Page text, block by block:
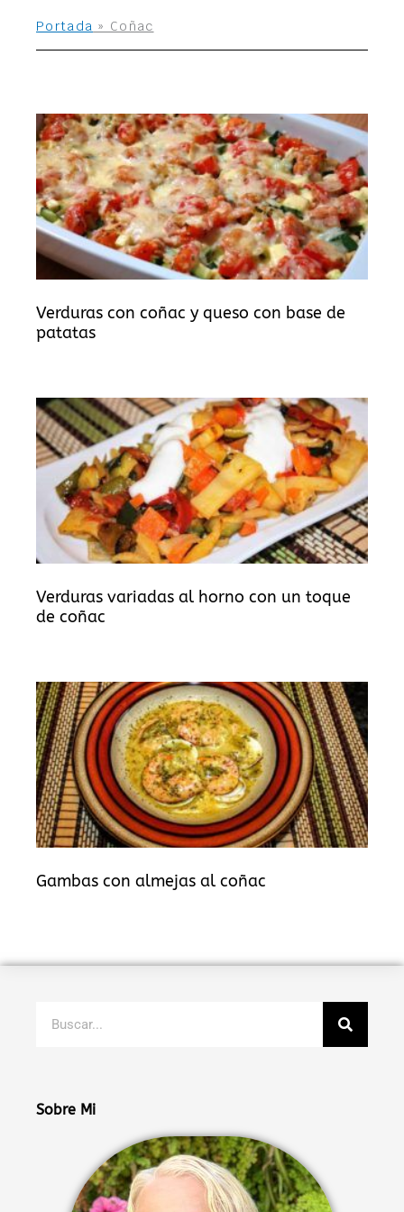
Portada » Coñac
Verduras con coñac y queso con base de
patatas
Verduras variadas al horno con un toque
de coñac
Gambas con almejas al coñac
Sobre Mi